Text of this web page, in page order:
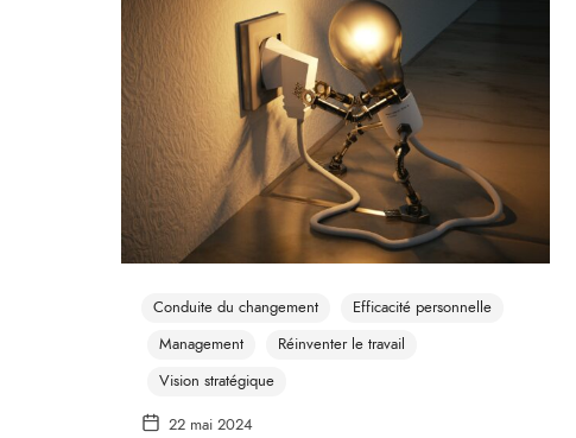
Conduite du changement
Efficacité personnelle
Management
Réinventer le travail
Vision stratégique
22 mai 2024